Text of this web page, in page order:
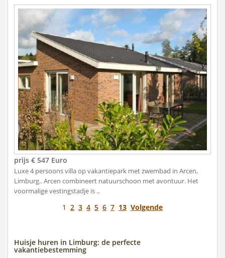
prijs € 547 Euro
Luxe 4 persoons villa op vakantiepark met zwembad in Arcen,
Limburg.. Arcen combineert natuurschoon met avontuur. Het
voormalige vestingstadje is ..
1 2 3 4 5 6 7 13 Volgende
Huisje huren in Limburg: de perfecte
vakantiebestemming